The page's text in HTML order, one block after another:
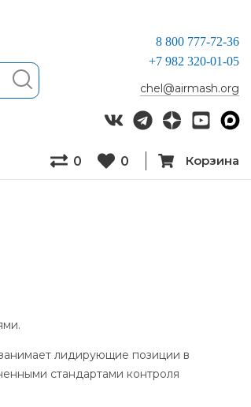
8 800 777-72-36
+7 982 320-01-05
chel@airmash.org
0 0 Корзина
лидирующие позиции в
стандартами контроля